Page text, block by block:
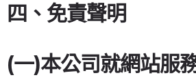
四、免責聲明
(一)本公司就網站服